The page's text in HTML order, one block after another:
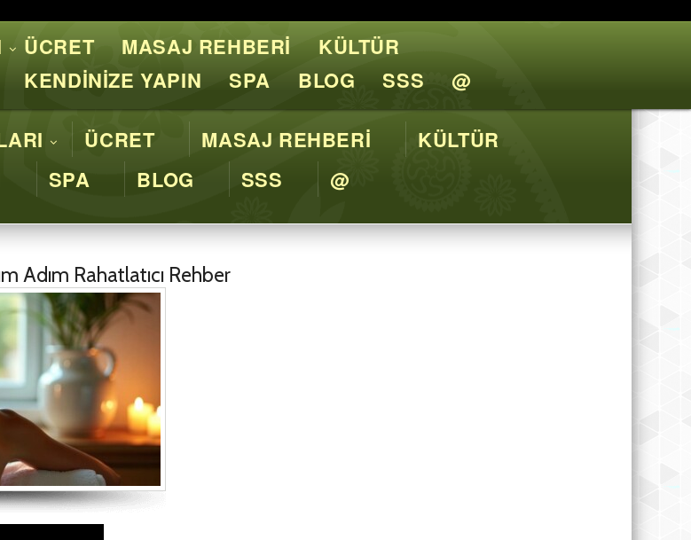
- Profesyonel Tavsiyeler
ÜCRET MASAJ REHBERİ
KÜLTÜR
SPA BLOG SSS @
Adım Rahatlatıcı Rehber
ÜCRET MASAJ REHBERİ
KÜLTÜR
KENDİNİZE YAPIN
SPA BLOG SSS @